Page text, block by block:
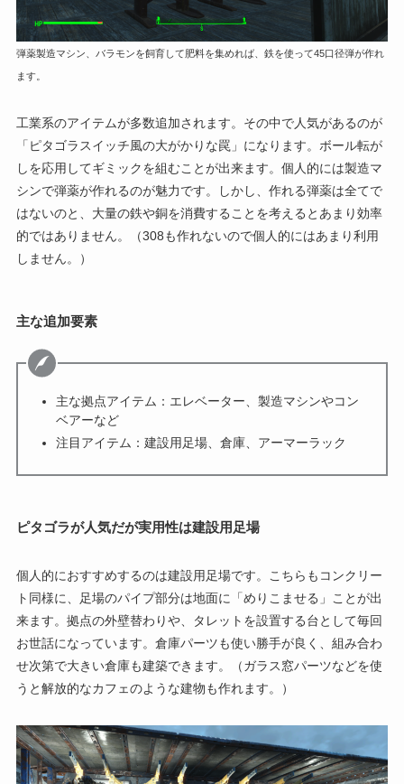
弾薬製造マシン、バラモンを飼育して肥料を集めれば、鉄を使って45口径弾が作れ
ます。
工業系のアイテムが多数追加されます。その中で人気があるのが
「ピタゴラスイッチ風の大がかりな罠」になります。ボール転が
しを応用してギミックを組むことが出来ます。個人的には製造マ
シンで弾薬が作れるのが魅力です。しかし、作れる弾薬は全てで
はないのと、大量の鉄や銅を消費することを考えるとあまり効率
的ではありません。（308も作れないので個人的にはあまり利用
しません。）
主な追加要素
主な拠点アイテム：エレベーター、製造マシンやコン
ベアーなど
注目アイテム：建設用足場、倉庫、アーマーラック
ピタゴラが人気だが実用性は建設用足場
個人的におすすめするのは建設用足場です。こちらもコンクリー
ト同様に、足場のパイプ部分は地面に「めりこませる」ことが出
来ます。拠点の外壁替わりや、タレットを設置する台として毎回
お世話になっています。倉庫パーツも使い勝手が良く、組み合わ
せ次第で大きい倉庫も建築できます。（ガラス窓パーツなどを使
うと解放的なカフェのような建物も作れます。）